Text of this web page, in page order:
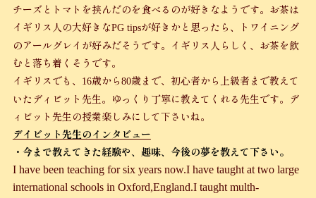
チーズとトマトを挟んだのを食べるのが好きなようです。お茶は
イギリス人の大好きなPG tipsが好きかと思ったら、トワイニング
のアールグレイが好みだそうです。イギリス人らしく、お茶を飲
むと落ち着くそうです。
イギリスでも、
16歳から 80歳まで、初心者から上級者まで教えて
いたディビット先生。ゆっくり丁寧に教えてくれる先生です。デ
ィビット先生の授業楽しみにして下さいね。
デイビット先生のインタビュー
・今まで教えてきた経験や、趣味、今後の夢を教えて下さい。
I have been teaching for six years now.I have taught at two large
international schools in Oxford,England.I taught multh-